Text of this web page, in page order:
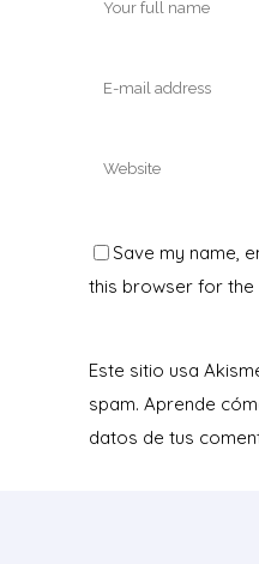
Save my name,
this browser for the
Este sitio usa
spam. Aprende
datos de tus